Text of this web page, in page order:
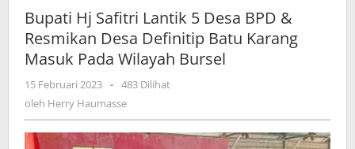
Safitri
Lantik
5
Desa
&
Desa
Definitip
Bupati Hj Safitri Lantik 5 Desa BPD &
Resmikan Desa Definitip Batu Karang
Masuk Pada Wilayah Bursel
15 Februari 2023 oleh
Herry
- 483 Dilihat
oleh Herry Haumasse